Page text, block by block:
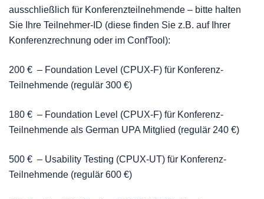
ausschließlich für Konferenzteilnehmende – bitte halten
Sie Ihre Teilnehmer-ID (diese finden Sie z.B. auf Ihrer
Konferenzrechnung oder im ConfTool):
200 € – Foundation Level (CPUX-F) für Konferenz-
Teilnehmende (regulär 300 €)
180 € – Foundation Level (CPUX-F) für Konferenz-
Teilnehmende als German UPA Mitglied (regulär 240 €)
500 € – Usability Testing (CPUX-UT) für Konferenz-
Teilnehmende (regulär 600 €)